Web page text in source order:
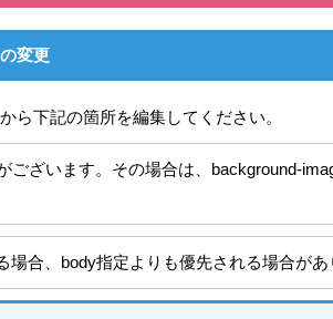
変更
ら下記の箇所を編集してください。
ざいます。その場合は、background-
合、body指定よりも優先される場合が